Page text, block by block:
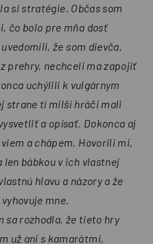
si stratégie. Občas som
čo bolo pre mňa dosť
že som dievča,
prehry, nechceli ma zapojiť
uchýlili k vulgárnym
strane tí milší hráči mali
a opísať. Dokonca aj
a chápem. Hovorili mi,
bábkou v ich vlastnej
hlavu a názory a že
mne.
sa rozhodla, že tieto hry
už ani s kamarátmi,